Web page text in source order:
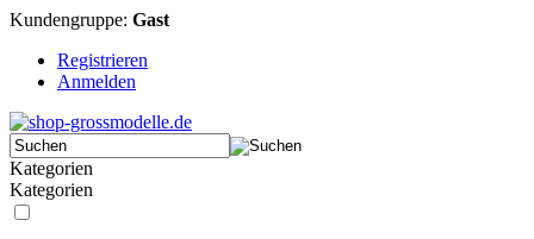
Kundengruppe: Gast
Registrieren
Anmelden
Kategorien
Kategorien